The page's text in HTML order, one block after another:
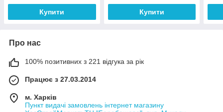
Купити Купити
Про нас
100% позитивних з 221 відгука за рік
Працює з 27.03.2014
м. Харків
Пункт видачі замовлень інтернет магазину